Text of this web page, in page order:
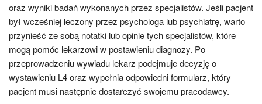
oraz wyniki badań wykonanych przez specjalistów. Jeśli pacjent
był wcześniej leczony przez psychologa lub psychiatrę, warto
przynieść ze sobą notatki lub opinie tych specjalistów, które
mogą pomóc lekarzowi w postawieniu diagnozy. Po
przeprowadzeniu wywiadu lekarz podejmuje decyzję o
wystawieniu L4 oraz wypełnia odpowiedni formularz, który
pacjent musi następnie dostarczyć swojemu pracodawcy.